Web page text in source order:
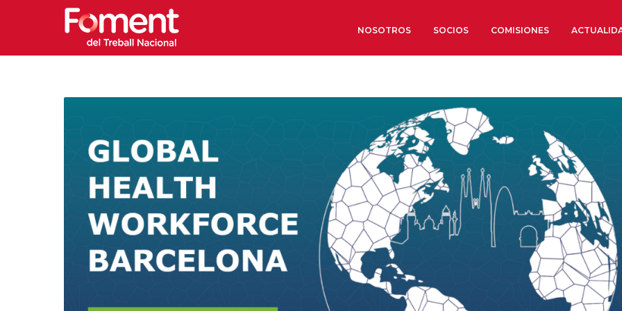
NOSOTROS
Órganos Consultivos
Estructura Ejecutiva
Institut d’Estudis Estratègics
Organizaciones sectoriales
Sociedad Barcelonesa de
Económicos y Sociales
Organizaciones territoriales
Conoce más
SOCIOS COMISIONES